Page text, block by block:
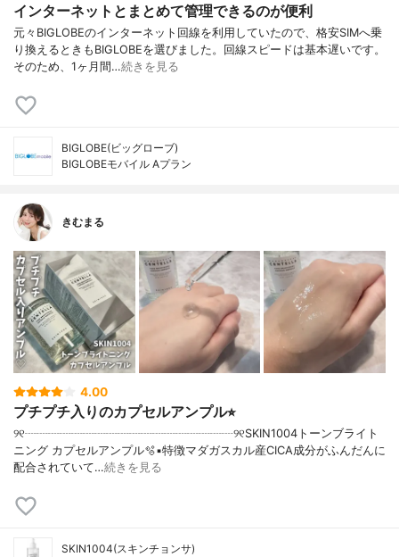
インターネットとまとめて管理できるのが便利
元々BIGLOBEのインターネット回線を利用していたので、格安SIMへ乗
り換えるときもBIGLOBEを選びました。回線スピードは基本遅いです。
そのため、1ヶ月間…続きを見る
BIGLOBE(ビッグローブ)
BIGLOBEモバイル Aプラン
きむまる
4.00
プチプチ入りのカプセルアンプル⭐︎
୨୧┈┈┈┈┈┈┈┈┈┈┈┈┈┈┈┈┈┈୨୧SKIN1004トーンブライト
ニング カプセルアンプル🫧▪︎特徴マダガスカル産CICA成分がふんだんに
配合されていて…続きを見る
SKIN1004(スキンチョンサ)